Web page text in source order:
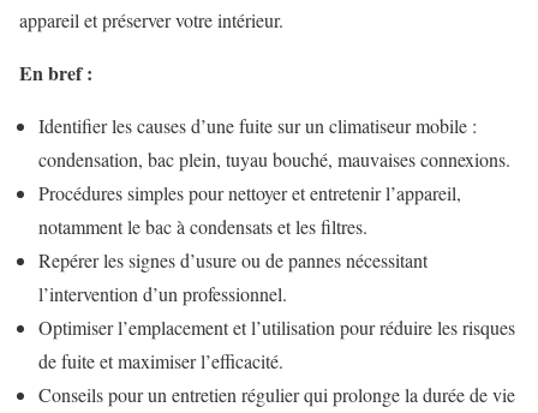
appareil et préserver votre intérieur.
En bref :
Identifier les causes d’une fuite sur un climatiseur mobile :
condensation, bac plein, tuyau bouché, mauvaises connexions.
Procédures simples pour nettoyer et entretenir l’appareil,
notamment le bac à condensats et les filtres.
Repérer les signes d’usure ou de pannes nécessitant
l’intervention d’un professionnel.
Optimiser l’emplacement et l’utilisation pour réduire les risques
de fuite et maximiser l’efficacité.
Conseils pour un entretien régulier qui prolonge la durée de vie